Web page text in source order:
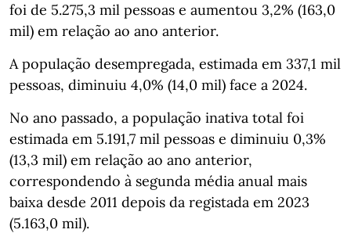
foi de 5.275,3 mil pessoas e aumentou 3,2% (163,0
mil) em relação ao ano anterior.
A população desempregada, estimada em 337,1 mil
pessoas, diminuiu 4,0% (14,0 mil) face a 2024.
No ano passado, a população inativa total foi
estimada em 5.191,7 mil pessoas e diminuiu 0,3%
(13,3 mil) em relação ao ano anterior,
correspondendo à segunda média anual mais
baixa desde 2011 depois da registada em 2023
(5.163,0 mil).